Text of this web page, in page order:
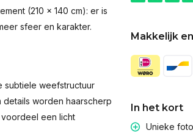
(210 × 140 cm): er is
sfeer en karakter.
subtiele weefstructuur
worden haarscherp
een licht
Makkelijk
In het kort
Unieke